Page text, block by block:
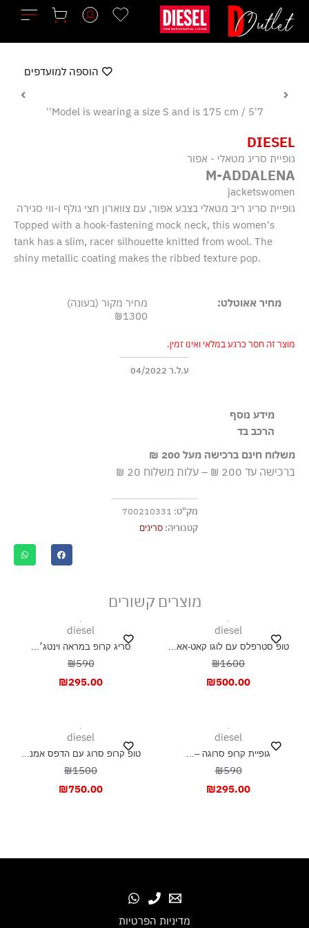
לתוכן
DIESEL
גופיית סריג מטאלי - אפור
M-ADDALENA
jacketswomen
גופיית סריג ריב מטאלי בצבע אפור, עם צווארון חצי גולף ו-ווי סגירה
Topped with a hook-fastening mock neck, this women's
tank has a slim, racer silhouette knitted from wool. The
shiny metallic coating makes the ribbed texture pop.
מחיר אאוטלט:
מחיר מקור (בעונה)
₪1300
מוצר זה חסר כרגע במלאי ואינו זמין.
ע.ל.ר 04/2022
מידע נוסף
Slim fit Hook-fastening mock neck
הרכב בד
100% צמר
משלוח חינם ברכישה מעל 200 ₪
ברכישה עד 200 ₪ – עלות משלוח 20 ₪
מק"ט: 700210331
קטגוריה:סריגים
הוספה למועדפים
Model is wearing a size S and is 175 cm / 5'7''
מוצרים קשורים
diesel
טופ סטרפלס עם לוגו קאט-אא...
₪1600
₪500.00
diesel
סריג קרופ במראה וינטג׳...
₪590
₪295.00
diesel
גופיית קרופ סרוגה –...
₪590
₪295.00
diesel
טופ קרופ סרוג עם הדפס אמנ...
₪1500
₪750.00
מדיניות הפרטיות